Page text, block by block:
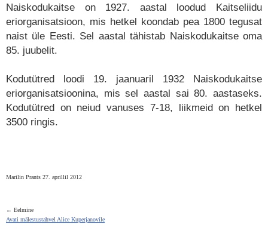
Naiskodukaitse on 1927. aastal loodud Kaitseliidu
eriorganisatsioon, mis hetkel koondab pea 1800 tegusat
naist üle Eesti. Sel aastal tähistab Naiskodukaitse oma
85. juubelit.
Kodutütred loodi 19. jaanuaril 1932 Naiskodukaitse
eriorganisatsioonina, mis sel aastal sai 80. aastaseks.
Kodutütred on neiud vanuses 7-18, liikmeid on hetkel
3500 ringis.
Marilin Prants 27. aprillil 2012
← Eelmine
Avati mälestustahvel Alice Kuperjanovile